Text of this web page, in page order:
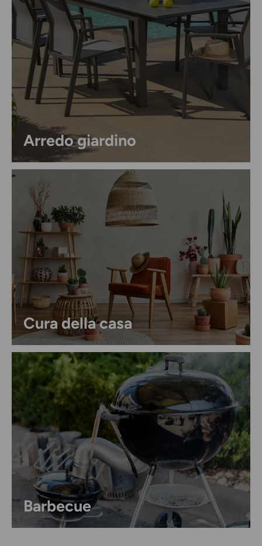
Arredo giardino
Cura della casa
Barbecue